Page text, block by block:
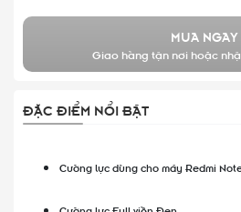
MUA NGAY
Giao hàng tận nơi hoặc
ĐẶC ĐIỂM NỔI BẬT
Cường lực dùng cho máy Redmi